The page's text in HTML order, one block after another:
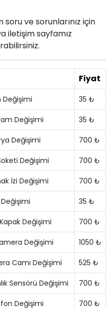
ve sorunlarınız için
iletişim sayfamız
Fiyat
Değişimi 35 ₺
Değişimi 35 ₺
Değişimi 700 ₺
Değişimi 700 ₺
İzi Değişimi 700 ₺
35 ₺
Değişimi 700 ₺
Değişimi 1050 ₺
Camı Değişimi 525 ₺
Sensörü Değişimi 700 ₺
Değişimi 700 ₺